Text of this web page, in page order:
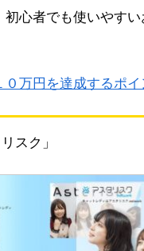
心者でも使いやす
万円を達成するポ
スク」